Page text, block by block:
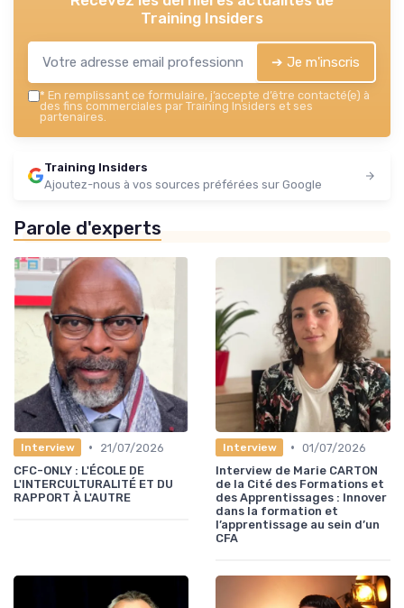
Training Insiders
➔ Je m'inscris
* En remplissant ce formulaire, j’accepte d’être contacté(e) à
des fins commerciales par Training Insiders et ses
partenaires.
Training Insiders
Ajoutez-nous à vos sources préférées sur Google
Parole d'experts
Interview •
21/07/2026
CFC-ONLY : L'ÉCOLE DE
L'INTERCULTURALITÉ ET DU
RAPPORT À L'AUTRE
Interview • 01/07/2026
Interview de Marie CARTON
de la Cité des Formations et
des Apprentissages : Innover
dans la formation et
l’apprentissage au sein d’un
CFA